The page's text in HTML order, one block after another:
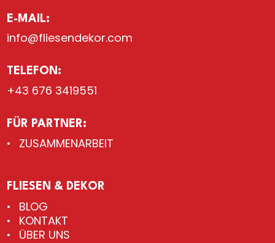
E-MAIL:
info@fliesendekor.com
TELEFON:
+43 676 3419551
FÜR PARTNER:
ZUSAMMENARBEIT
FLIESEN & DEKOR
BLOG
KONTAKT
ÜBER UNS